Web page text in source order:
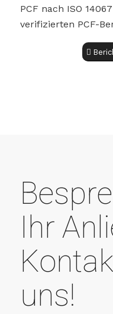
PCF nach ISO
verifizierten PCF-
Ihr
uns!